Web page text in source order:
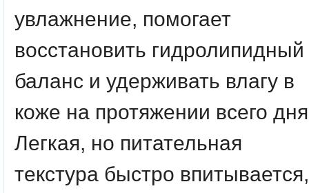
увлажнение, помогает
восстановить гидролипидный
баланс и удерживать влагу в
коже на протяжении всего
Легкая, но питательная
текстура быстро впитывается,